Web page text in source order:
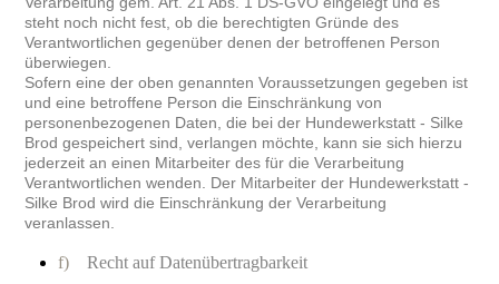
steht noch nicht fest, ob die berechtigten Gründe des
Verantwortlichen gegenüber denen der betroffenen Person
überwiegen.
Sofern eine der oben genannten Voraussetzungen gegeben ist
und eine betroffene Person die Einschränkung von
personenbezogenen Daten, die bei der Hundewerkstatt - Silke
Brod gespeichert sind, verlangen möchte, kann sie sich hierzu
jederzeit an einen Mitarbeiter des für die Verarbeitung
Verantwortlichen wenden. Der Mitarbeiter der Hundewerkstatt -
Silke Brod wird die Einschränkung der Verarbeitung
veranlassen.
f) Recht auf Datenübertragbarkeit